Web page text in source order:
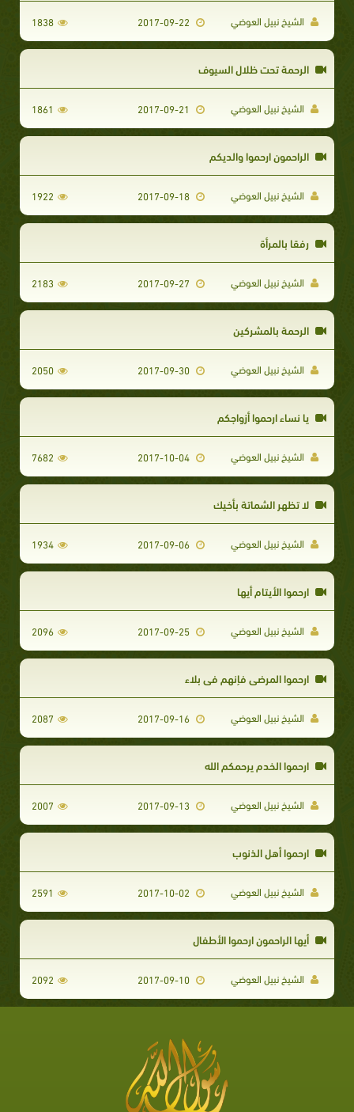
الشيخ نبيل العوضي 1838
الرحمة تحت ظلال السيوف
الشيخ نبيل العوضي 1861
الراحمون ارحموا والديكم
الشيخ نبيل العوضي 1922
رفقا بالمرأة
الشيخ نبيل العوضي 2183
الرحمة بالمشركين
الشيخ نبيل العوضي 2050
يا نساء ارحموا أزواجكم
الشيخ نبيل العوضي 7682
لا تظهر الشماتة بأخيك
الشيخ نبيل العوضي 1934
ارحموا الأيتام أيها
الشيخ نبيل العوضي 2096
ارحموا المرضى فإنهم في بلاء
الشيخ نبيل العوضي 2087
ارحموا الخدم يرحمكم الله
الشيخ نبيل العوضي 2007
ارحموا أهل الذنوب
الشيخ نبيل العوضي 2591
أيها الراحمون ارحموا الأطفال
الشيخ نبيل العوضي 2092